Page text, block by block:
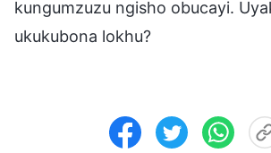
kungumzuzu ngisho obucayi.
ukukubona lokhu?